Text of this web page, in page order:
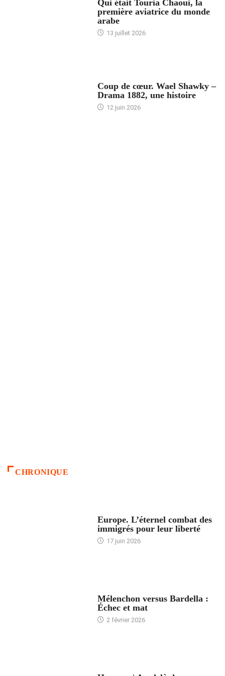
Qui était Touria Chaoui, la
première aviatrice du monde
arabe
13 juillet 2026
Coup de cœur. Wael Shawky –
Drama 1882, une histoire
12 juin 2026
CHRONIQUE
Europe. L’éternel combat des
immigrés pour leur liberté
17 juin 2026
Mélenchon versus Bardella :
Échec et mat
2 février 2026